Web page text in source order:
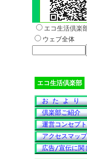
エコ生活倶楽
ウェブ全体
エコ生活倶楽部
お た よ り
倶楽部ご紹介
運営コンセプト
アクセスマップ
広告/宣伝に関